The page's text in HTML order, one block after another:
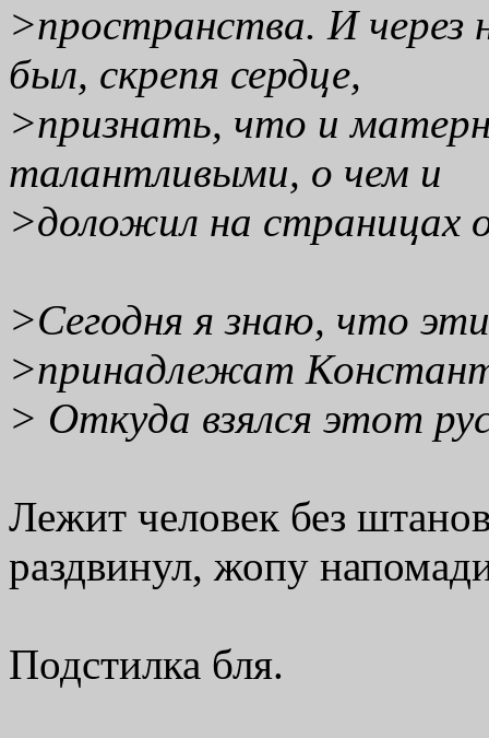
>пространства. И через
был, скрепя сердце,
>признать, что и
талантливыми, о чем и
>доложил на страницах
>Сегодня я знаю, что
>принадлежат
> Откуда взялся этот
Лежит человек без
раздвинул, жопу
Подстилка бля.